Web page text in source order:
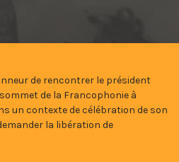
de rencontrer le président
de la Francophonie à
un contexte de célébration de son
la libération de